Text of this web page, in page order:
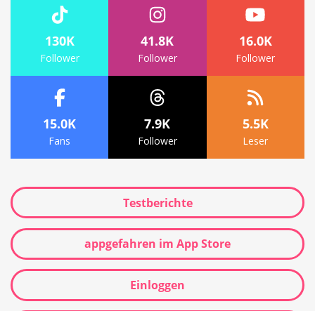
130K
Follower
41.8K
Follower
16.0K
Follower
15.0K
Fans
7.9K
Follower
5.5K
Leser
Testberichte
appgefahren im App Store
Einloggen